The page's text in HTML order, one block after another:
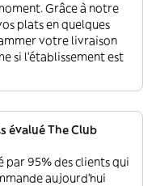
Grâce à notre
plats en quelques
votre livraison
si l'établissement est
évalué The Club
par 95% des clients qui
aujourd'hui